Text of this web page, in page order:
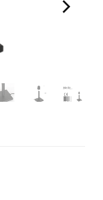
Stang cantidad